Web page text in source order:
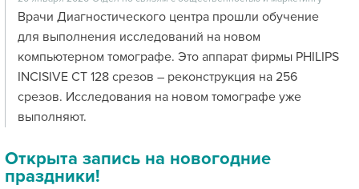
Врачи Диагностического центра прошли обучение
для выполнения исследований на новом
компьютерном томографе. Это аппарат фирмы PHILIPS
INCISIVE CT 128 срезов – реконструкция на 256
срезов. Исследования на новом томографе уже
выполняют.
Открыта запись на новогодние
праздники!